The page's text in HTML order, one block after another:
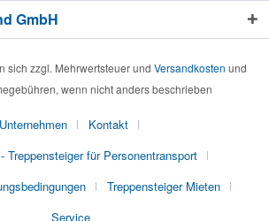
GmbH
sich zzgl. Mehrwertsteuer und Versandkosten und
wenn nicht anders beschrieben
Unternehmen
Kontakt
Treppensteiger für Personentransport
Treppensteiger Mieten
Service